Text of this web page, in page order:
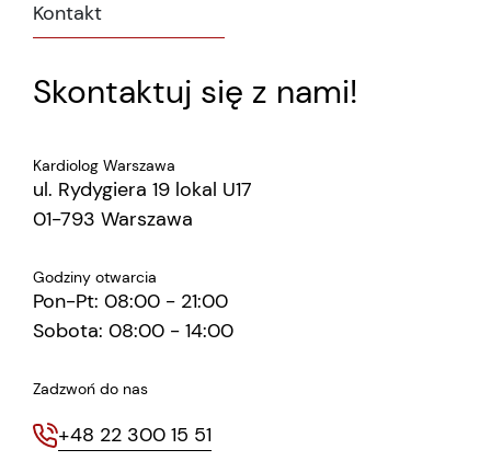
Kontakt
Skontaktuj się z nami!
Kardiolog Warszawa
ul. Rydygiera 19 lokal U17
01-793 Warszawa
Godziny otwarcia
Pon-Pt: 08:00 - 21:00
Sobota: 08:00 - 14:00
Zadzwoń do nas
+48 22 300 15 51